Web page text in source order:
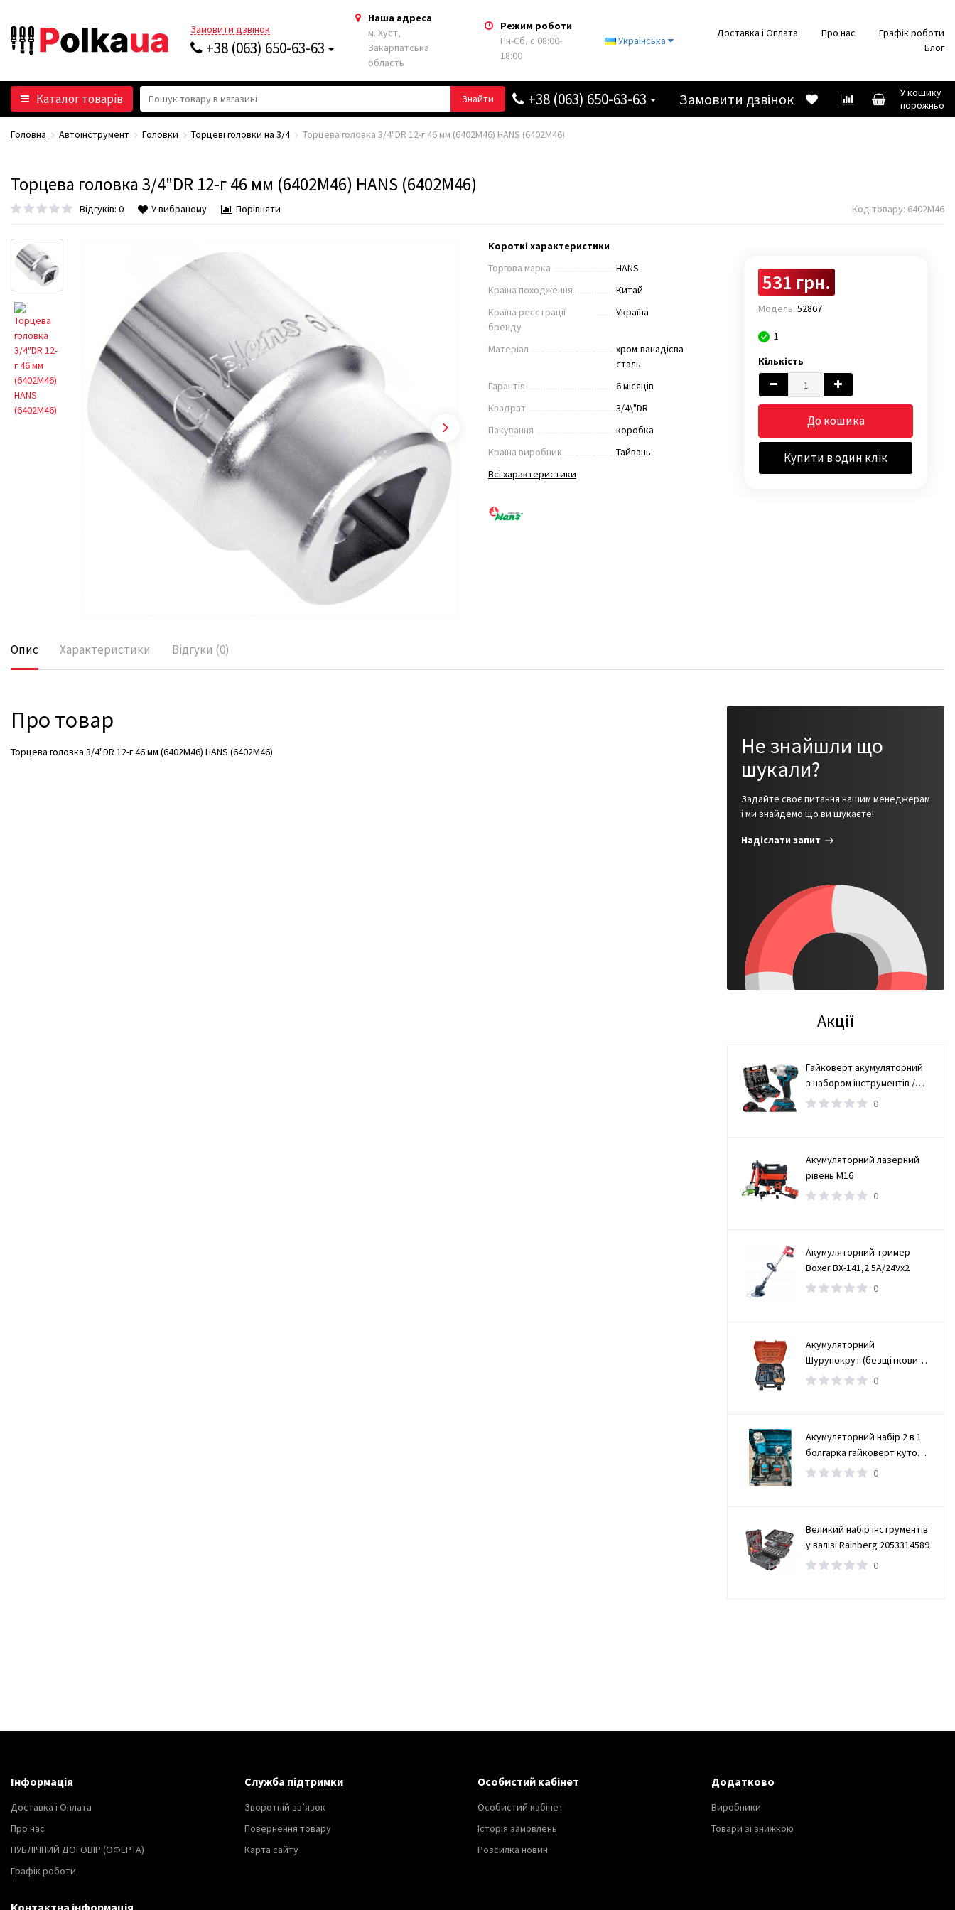
Замовити дзвінок
+38 (063) 650-63-63
Наша адреса
м. Хуст,
Закарпатська
область
Режим роботи
Пн-Сб, с 08:00-
18:00
Українська
Доставка і Оплата Про нас
Графік роботи
Блог
Каталог товарів Знайти +38 (063) 650-63-63 Замовити дзвінок
У кошику
порожньо
Головна Автоінструмент Головки Торцеві головки на 3/4 Торцева головка 3/4"DR 12-г 46 мм (6402M46) HANS (6402М46)
Торцева головка 3/4"DR 12-г 46 мм (6402M46) HANS (6402М46)
Відгуків: 0 У вибраному Порівняти Код товару: 6402М46
Короткі характеристики
Торгова марка
HANS
Країна походження
Китай
Країна реєстрації
бренду
Україна
Матеріал
хром-ванадієва
сталь
Гарантія
6 місяців
Квадрат
3/4\"DR
Пакування
коробка
Країна виробник
Тайвань
Всі характеристики
531 грн.
Модель: 52867
1
Кількість
До кошика
Купити в один клік
Опис Характеристики Відгуки (0)
Про товар
Торцева головка 3/4"DR 12-г 46 мм (6402M46) HANS (6402М46)
Не знайшли що
шукали?
Задайте своє питання нашим менеджерам
і ми знайдемо що ви шукаєте!
Надіслати запит
Акції
Гайковерт акумуляторний
з набором інструментів /
Безщітковий гайковерт 2
0
Акумуляторний лазерний
рівень М16
0
Акумуляторний тример
Boxer BX-141,2.5А/24Vx2
0
Акумуляторний
Шурупокрут (безщітковий)
(TAOE-CD34N)
0
Акумуляторний набір 2 в 1
болгарка гайковерт кутова
(турбінка) 21V 4Ah
0
Великий набір інструментів
у валізі Rainberg 2053314589
0
Інформація
Доставка і Оплата
Про нас
ПУБЛІЧНИЙ ДОГОВІР (ОФЕРТА)
Графік роботи
Служба підтримки
Зворотній зв’язок
Повернення товару
Карта сайту
Особистий кабінет
Особистий кабінет
Історія замовлень
Розсилка новин
Додатково
Виробники
Товари зі знижкою
Контактна інформація